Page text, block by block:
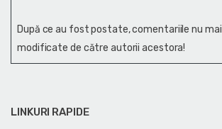
LINKURI RAPIDE
După ce au fost postate, comentariile nu
modificate de către autorii acestora!